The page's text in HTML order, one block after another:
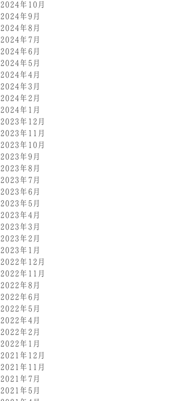
2024年10月
2024年9月
2024年8月
2024年7月
2024年6月
2024年5月
2024年4月
2024年3月
2024年2月
2024年1月
2023年12月
2023年11月
2023年10月
2023年9月
2023年8月
2023年7月
2023年6月
2023年5月
2023年4月
2023年3月
2023年2月
2023年1月
2022年12月
2022年11月
2022年8月
2022年6月
2022年5月
2022年4月
2022年2月
2022年1月
2021年12月
2021年11月
2021年7月
2021年5月